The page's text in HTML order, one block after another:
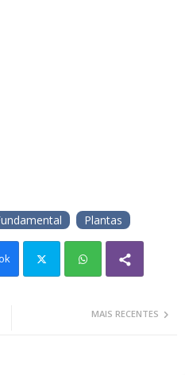
Plantas
MAIS RECENTES